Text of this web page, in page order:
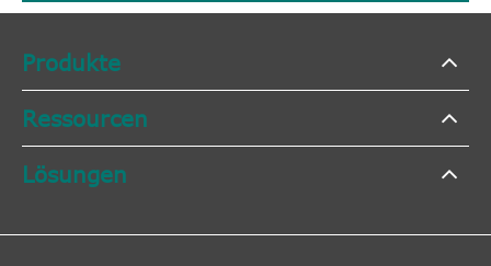
Produkte
Ressourcen
Lösungen